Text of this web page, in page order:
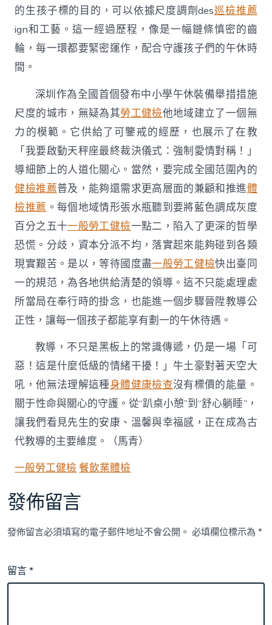
的生孩子標的目的，可以依據尺度調劑des巡檢推薦
ign和工藝。這一經過歷程，像是一幅鏈條慎密的齒
輪，每一環都要緊密運作，配合守護孩子們的午休時
間。
深圳作為全國首個發布中小學午休裝備舉措措施
尺度的城市，無疑為其勞工健檢他地域建立了一個無
力的模範。它供給了可鑒戒的經歷，也展示了在教
「我要啟動天秤座最終裁決儀式：強制愛情對稱！」
導細節上的人道化關心。當然，要完成全國范圍內的
健檢推薦普及，能夠還需求更高層面的兼顧和推進體
檢推薦 。每個地域情形張水瓶聽到要將藍色調成灰度
百分之五十一般勞工健檢一點二，陷入了更深的哲學
恐慌。分歧，資本分派不均，落實起來能夠碰到各類
現實艱苦。是以，等待國度盡一般勞工健檢快出臺同
一的規范，為各地供給清楚的領導。這不只能處理處
所當局在奉行時的掛念，也能進一個步驟晉陞教導公
正性，讓每一個孩子都能享有劃一的午休待遇。
教導，不只是黑板上的常識傳遞，仍是一場「可
惡！這是什麼低級的情緒干擾！」牛土豪對著天空大
吼，他無法理解這種身體健康檢查沒有標價的能量。
關于性命與關心的守護。從“趴桌小憩”到“舒心躺睡”，
讓我們看見先生的安康、溫馨與幸福感，正在成為古
代教導的主要維度。（馬青）
一般勞工健檢 餐飲業體檢
發佈留言
發佈留言必須填寫的電子郵件地址不會公開。 必填欄位標示為*
留言*